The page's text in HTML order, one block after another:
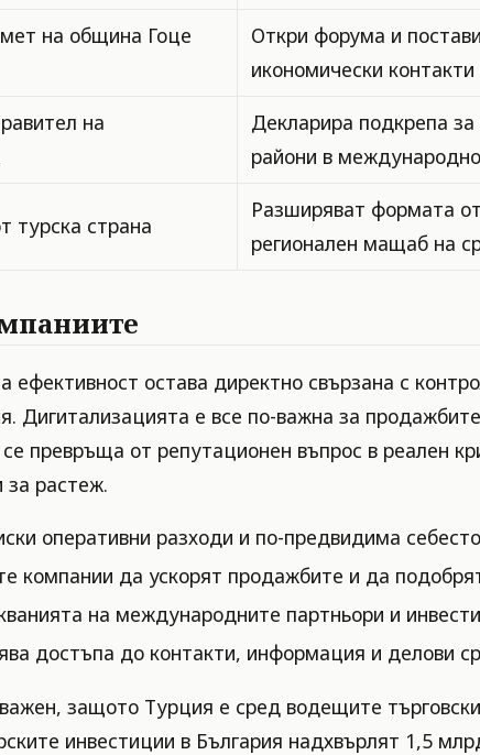
на община Гоце
Откри форума и
икономически
на
Декларира подкрепа
райони в
турска страна
Разширяват формата
регионален мащаб на
остава директно свързана с
Дигитализацията е все по-важна за
превръща от репутационен въпрос в реален
за растеж.
оперативни разходи и по-предвидима
компании да ускорят продажбите и да
на международните партньори и
достъпа до контакти, информация и делови
защото Турция е сред водещите
инвестиции в България надхвърлят 1,5